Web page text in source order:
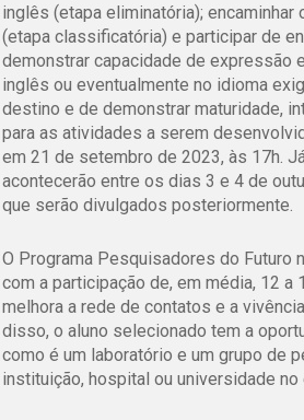
inglês (etapa eliminatória);
(etapa classificatória) e participar de
demonstrar capacidade de expressão
inglês ou eventualmente no idioma
destino e de demonstrar maturidade,
para as atividades a serem
em 21 de setembro de 2023, às 17h.
acontecerão entre os dias 3 e 4 de
que serão divulgados posteriormente.
O Programa Pesquisadores do Futuro
com a participação de, em média, 12 a
melhora a rede de contatos e a
disso, o aluno selecionado tem a
como é um laboratório e um grupo de
instituição, hospital ou universidade no